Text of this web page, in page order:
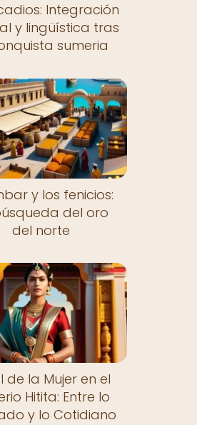
Integración
y lingüística tras
sumeria
y los fenicios:
del oro
del norte
de la Mujer en el
Hitita: Entre lo
y lo Cotidiano